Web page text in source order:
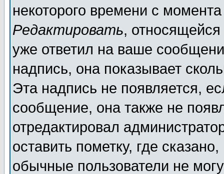
некоторого времени с
Редактировать,
уже ответил на ваше
надпись, она показывает
Эта надпись не появляется,
сообщение, она также не
отредактировал
оставить пометку, где
обычные пользователи не